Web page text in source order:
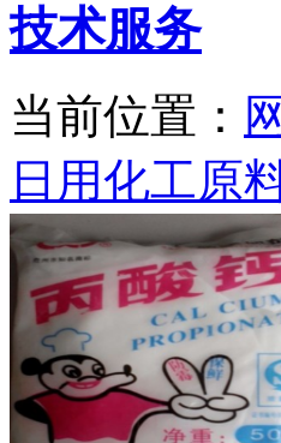
技术服务
当前位置：
日用化工原